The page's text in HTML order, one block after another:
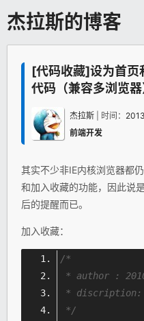
杰拉斯的博客
[代码收藏]设为首
代码（兼容多浏览器
杰拉斯 | 时间：
前端开发
其实不少非IE内核浏览器都
和加入收藏的功能，因此说
后的提醒而已。
加入收藏：
/*
* author :
* discription:
*/